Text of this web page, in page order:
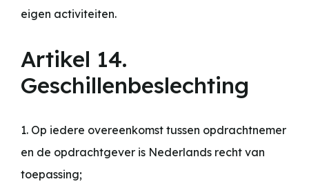
eigen activiteiten.
Artikel 14.
Geschillenbeslechting
1. Op iedere overeenkomst tussen opdrachtnemer
en de opdrachtgever is Nederlands recht van
toepassing;